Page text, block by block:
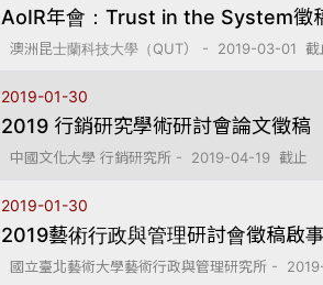
AoIR年會：Trust in the System徵
澳洲昆士蘭科技大學（QUT） - 2019-03-01 截
2019-01-30
2019 行銷研究學術研討會論文徵稿
中國文化大學 行銷研究所 - 2019-04-19 截止
2019-01-30
2019藝術行政與管理研討會徵稿啟
國立臺北藝術大學藝術行政與管理研究所 -